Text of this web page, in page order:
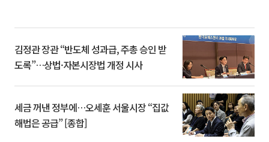
김정관 장관 “반도체 성과급, 주총 승인 받
도록”…상법·자본시장법 개정 시사
세금 꺼낸 정부에…오세훈 서울시장 “집값
해법은 공급” [종합]